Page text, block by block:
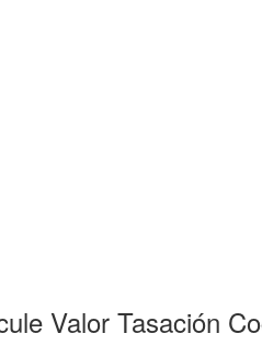
Valor Tasación